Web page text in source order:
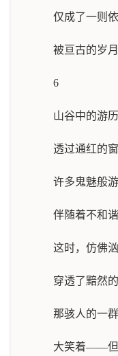
仅成了一则
被亘古的岁月
6
山谷中的游历
透过通红的
许多鬼魅般
伴随着不和谐
这时，仿佛
穿透了黯然的
那骇人的一
大笑着——但